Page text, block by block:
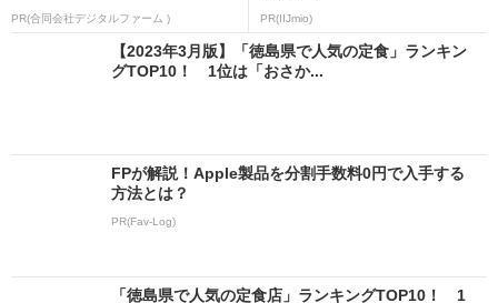
PR(合同会社デジタルファーム ) PR(IIJmio)
【2023年3月版】「徳島県で人気の定食」ランキン
グTOP10！ 1位は「おさか...
FPが解説！Apple製品を分割手数料0円で入手する
方法とは？
PR(Fav-Log)
「徳島県で人気の定食店」ランキングTOP10！ 1